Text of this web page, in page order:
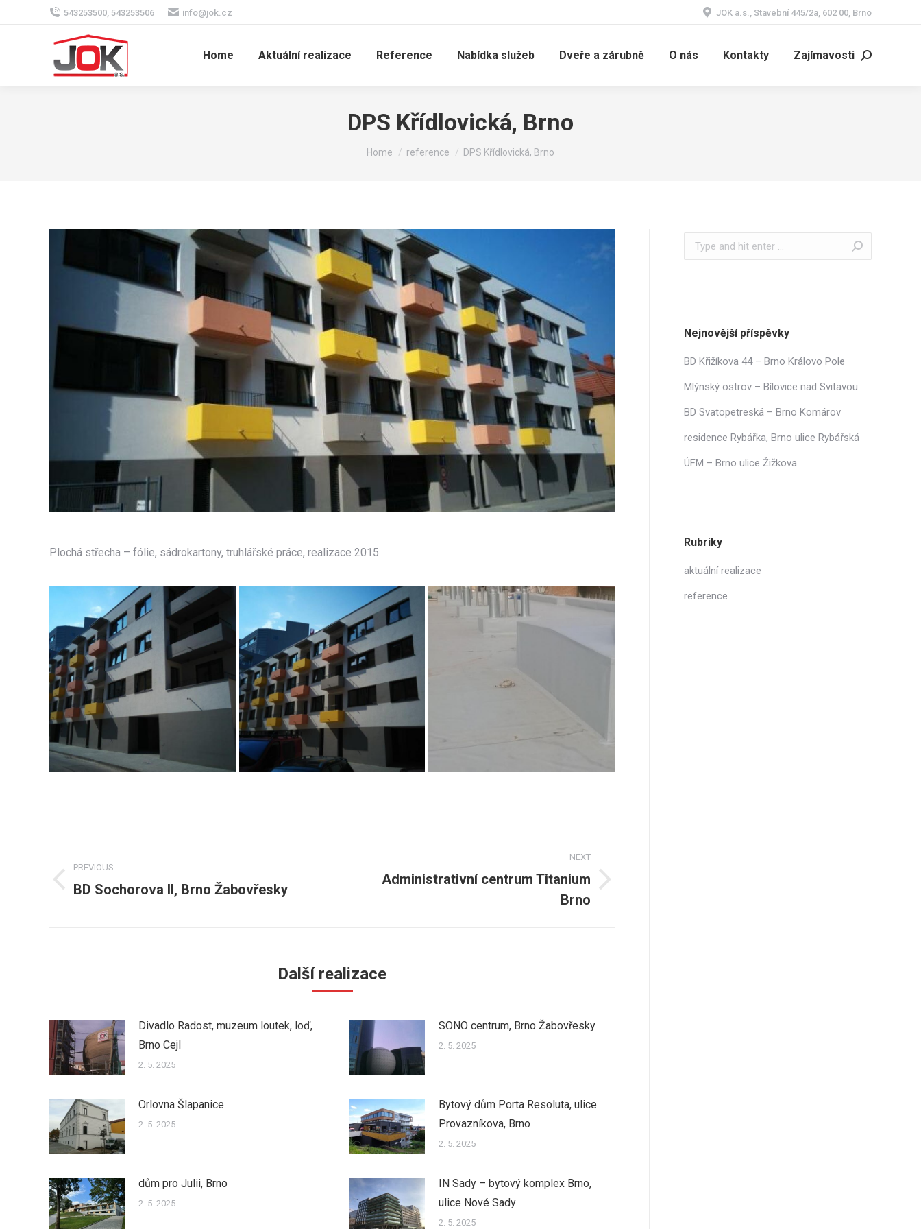
543253500, 543253506 info@jok.cz JOK a.s., Stavební 445/2a, 602 00, Brno
Home Aktuální realizace Reference Nabídka služeb Dveře a zárubně O nás Kontakty Zajímavosti Search:
DPS Křídlovická, Brno
You are here:
Home reference DPS Křídlovická, Brno
Plochá střecha – fólie, sádrokartony, truhlářské práce, realizace 2015
navigation
PREVIOUS
Previous
BD Sochorova II, Brno Žabovřesky
NEXT
Administrativní centrum Titanium
Brno
Další realizace
Divadlo Radost, muzeum loutek, loď,
Brno Cejl
2. 5. 2025
SONO centrum, Brno Žabovřesky
2. 5. 2025
Orlovna Šlapanice
2. 5. 2025
Bytový dům Porta Resoluta, ulice
Provazníkova, Brno
2. 5. 2025
dům pro Julii, Brno
2. 5. 2025
IN Sady – bytový komplex Brno,
ulice Nové Sady
2. 5. 2025
Search:
Nejnovější příspěvky
BD Křižíkova 44 – Brno Královo Pole
Mlýnský ostrov – Bílovice nad Svitavou
BD Svatopetreská – Brno Komárov
residence Rybářka, Brno ulice Rybářská
ÚFM – Brno ulice Žižkova
Rubriky
aktuální realizace
reference